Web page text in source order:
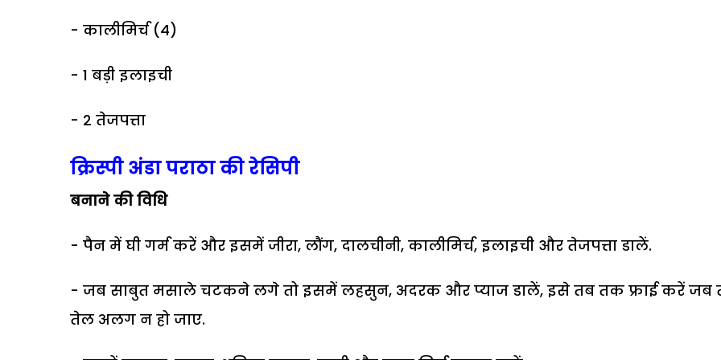
- कालीमिर्च (4)
- 1 बड़ी इलाइची
- 2 तेजपत्ता
क्रिस्पी अंडा पराठा की रेसिपी
बनाने की वि​धि
- पैन में घी गर्म करें और इसमें जीरा, लौंग, दालचीनी, कालीमिर्च, इलाइची और तेजपत्ता डालें.
- जब साबुत मसाले चटकने लगे तो इसमें लहसुन, अदरक और प्याज डालें, इसे तब तक फ्राई करें जब
तेल अलग न हो जाए.